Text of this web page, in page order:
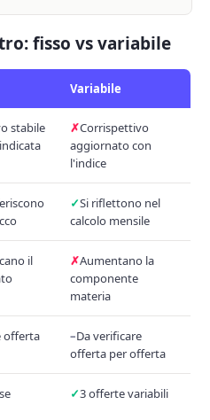
fisso vs variabile
Variabile
stabile
Corrispettivo
aggiornato con
l'indice
Si riflettono nel
calcolo mensile
il
Aumentano la
componente
materia
offerta
Da verificare
offerta per offerta
3 offerte variabili